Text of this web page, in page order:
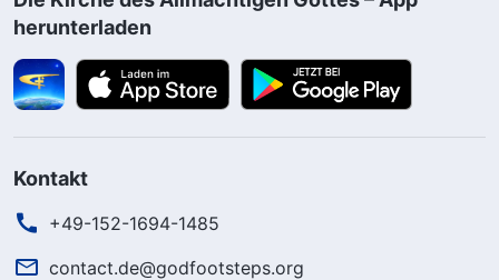
herunterladen
Kontakt
+49-152-1694-1485
contact.de@godfootsteps.org